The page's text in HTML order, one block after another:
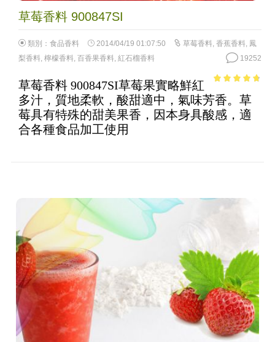
草莓香料 900847SI
類別： 食品香料 2014/04/19 01:07:50 草莓香料, 香蕉香料, 鳳
梨香料, 檸檬香料, 百香果香料, 紅石榴香料 19252
5
草莓香料 900847SI草莓果實略鮮紅
多汁，質地柔軟，酸甜適中，氣味芳香。草
莓具有特殊的甜美果香，因本身具酸感，適
合各種食品加工使用